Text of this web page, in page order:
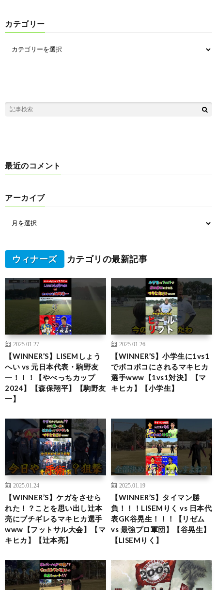
カテゴリー
最近のコメント
アーカイブ
ウィナーズ カテゴリの最新記事
2025.01.27
【WINNER’S】LISEMしょう
へい vs 元日本代表・駒野友
一！！！【やべっちカップ
2024】【森保翔平】【駒野友
一】
2025.01.26
【WINNER’S】小学生に1vs1
でボコボコにされるマキヒカ
選手www【1vs1対決】【マ
キヒカ】【小学生】
2025.01.24
【WINNER’S】ケガをさせら
れた！？ことを思い出し辻本
亮にブチギレるマキヒカ選手
www【フットサル大会】【マ
キヒカ】【辻本亮】
2025.01.19
【WINNER’S】タイマン勝
負！！！LISEMりく vs 日本代
表GK谷晃生！！！【リゼム
vs 最強プロ軍団】【谷晃生】
【LISEMりく】